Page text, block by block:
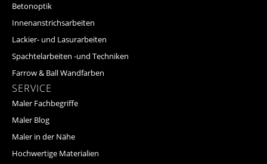
Betonoptik
Innenanstrichsarbeiten
Lackier- und Lasurarbeiten
Spachtelarbeiten -und Techniken
Farrow & Ball Wandfarben
SERVICE
Maler Fachbegriffe
Maler Blog
Maler in der Nähe
Hochwertige Materialien